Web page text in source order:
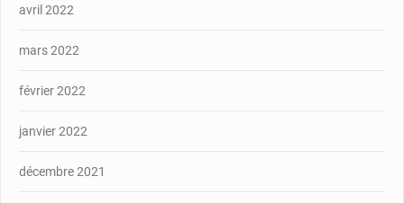
avril 2022
mars 2022
février 2022
janvier 2022
décembre 2021